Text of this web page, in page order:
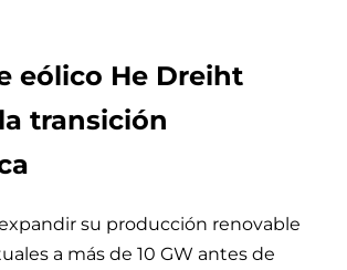
eólico He Dreiht
transición
su producción renovable
a más de 10 GW antes de